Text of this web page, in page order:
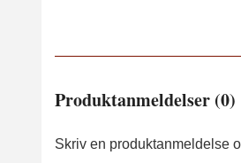
Produktanmeldelser (0)
Skriv en produktanmeldelse